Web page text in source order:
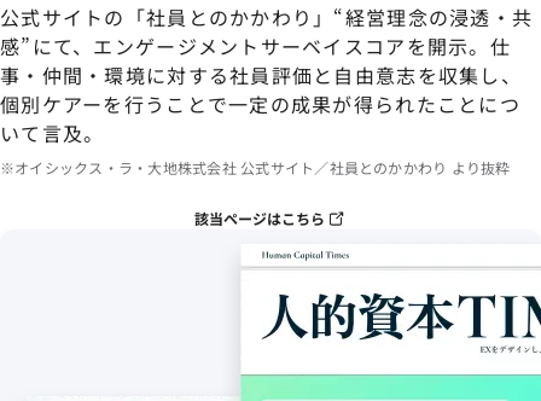
公式サイトの「社員とのかかわり」“経営理念の浸透・共
感”にて、エンゲージメントサーベイスコアを開示。仕
事・仲間・環境に対する社員評価と自由意志を収集し、
個別ケアーを行うことで一定の成果が得られたことにつ
いて言及。
※オイシックス・ラ・大地株式会社 公式サイト／社員とのかかわり より抜粋
該当ページはこちら